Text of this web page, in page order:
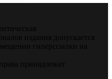
издания допускается
гиперссылки на
принадлежат